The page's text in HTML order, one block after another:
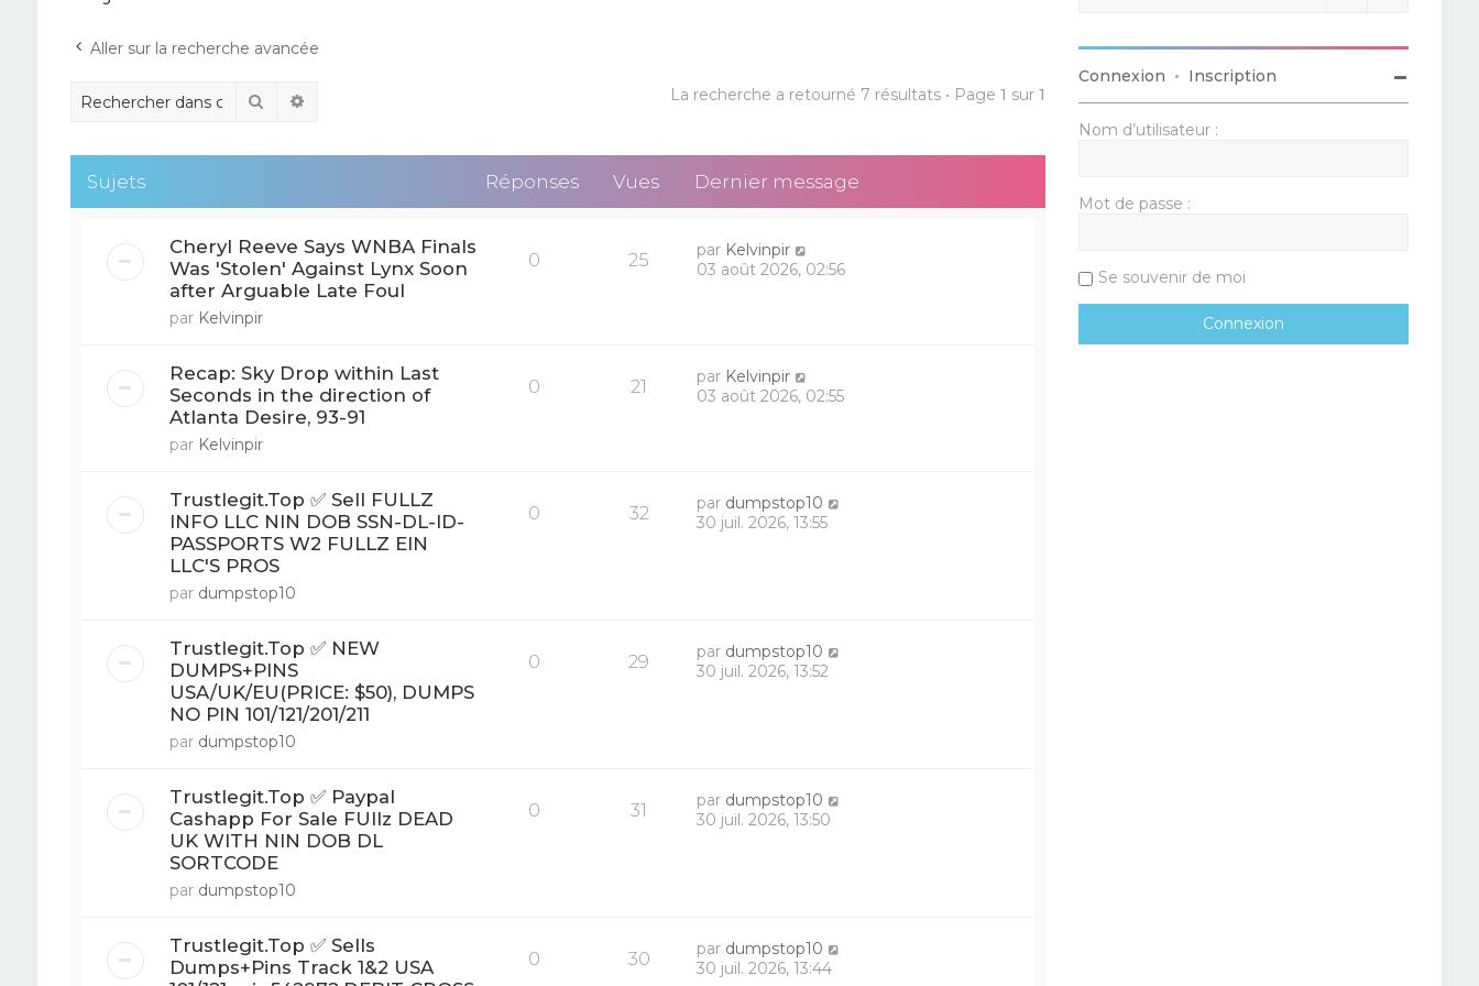
Aller sur la recherche avancée
Rechercher La recherche a retourné 7 résultats • Page1 sur1
Sujets Réponses Vues Dernier message
Cheryl Reeve Says WNBA Finals
Was 'Stolen' Against Lynx Soon
after Arguable Late Foul
par Kelvinpir
0 25 par Kelvinpir
03 août 2026, 02:56
Recap: Sky Drop within Last
Seconds in the direction of
Atlanta Desire, 93-91
par Kelvinpir
0 21 par Kelvinpir
03 août 2026, 02:55
Trustlegit.Top ✅ Sell FULLZ
INFO LLC NIN DOB SSN-DL-ID-
PASSPORTS W2 FULLZ EIN
LLC'S PROS
par dumpstop10
0 32 par dumpstop10
30 juil. 2026, 13:55
Trustlegit.Top ✅ NEW
DUMPS+PINS
USA/UK/EU(PRICE: $50), DUMPS
NO PIN 101/121/201/211
par dumpstop10
0 29 par dumpstop10
30 juil. 2026, 13:52
Trustlegit.Top ✅ Paypal
Cashapp For Sale FUllz DEAD
UK WITH NIN DOB DL
SORTCODE
par dumpstop10
0 31 par dumpstop10
30 juil. 2026, 13:50
Trustlegit.Top ✅ Sells
Dumps+Pins Track 1&2 USA
0 30 par dumpstop10
30 juil. 2026, 13:44
Connexion • Inscription
Nom d’utilisateur :
Mot de passe :
Se souvenir de moi